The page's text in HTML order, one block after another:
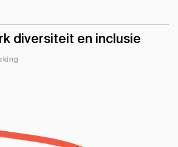
diversiteit en inclusie